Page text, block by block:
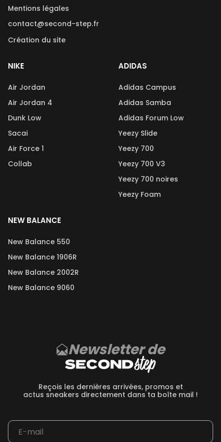
Mentions légales
contact@second-step.fr
Création du site
NIKE
Air Jordan
Air Jordan 4
Dunk Low
Sacai
Air Force 1
Collab
ADIDAS
Adidas Campus
Adidas Samba
Adidas Forum Low
Yeezy Slide
Yeezy 700
Yeezy 700 V3
Yeezy 700 noires
Yeezy Foam
NEW BALANCE
New Balance 550
New Balance 1906R
New Balance 2002R
New Balance 9060
Newsletter de
Reçois les dernières arrivées, promos et
actus sneakers directement dans ta boîte mail !